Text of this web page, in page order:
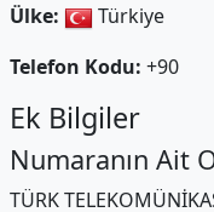
Ülke:
Türkiye
Telefon Kodu: +90
Ek Bilgiler
Numaranın Ait
TÜRK